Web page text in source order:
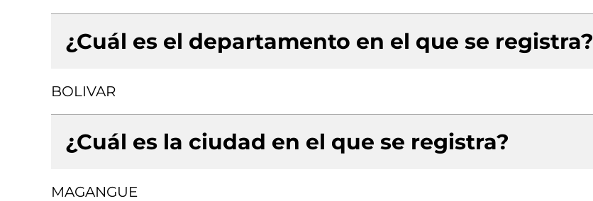
¿Cuál es el departamento en el que se registra?
BOLIVAR
¿Cuál es la ciudad en el que se registra?
MAGANGUE